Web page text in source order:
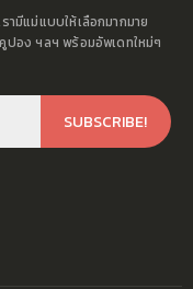
มีแม่แบบให้เลือกมากมาย
ปอง ฯลฯ พร้อมอัพเดทใหม่ๆ